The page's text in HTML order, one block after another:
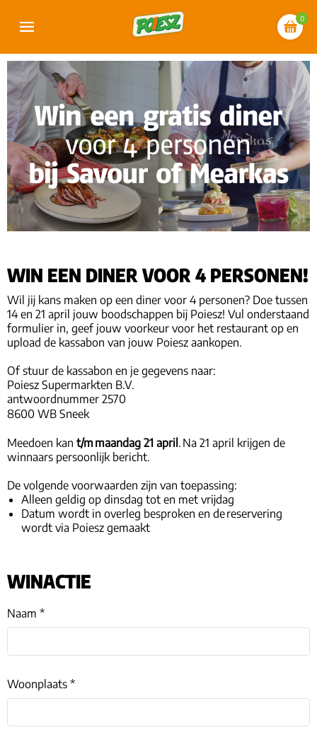
0
WIN EEN DINER VOOR 4 PERSONEN!
Wil jij kans maken op een diner voor 4 personen? Doe tussen
14 en 21 april jouw boodschappen bij Poiesz! Vul onderstaand
formulier in, geef jouw voorkeur voor het restaurant op en
upload de kassabon van jouw Poiesz aankopen.
Of stuur de kassabon en je gegevens naar:
Poiesz Supermarkten B.V.
antwoordnummer 2570
8600 WB Sneek
Meedoen kan t/m maandag 21 april. Na 21 april krijgen de
winnaars persoonlijk bericht.
De volgende voorwaarden zijn van toepassing:
Alleen geldig op dinsdag tot en met vrijdag
Datum wordt in overleg besproken en de reservering
wordt via Poiesz gemaakt
WINACTIE
Naam *
Woonplaats *